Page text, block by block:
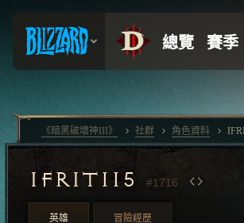
IFRIT115 #1716
英雄 冒險經歷
《暗黑破壞神III》 社群 角色資料